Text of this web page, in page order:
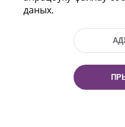
праспект
г. Мiнск, Рэспубліка
Тэл.: (+375 17) 368
даных.